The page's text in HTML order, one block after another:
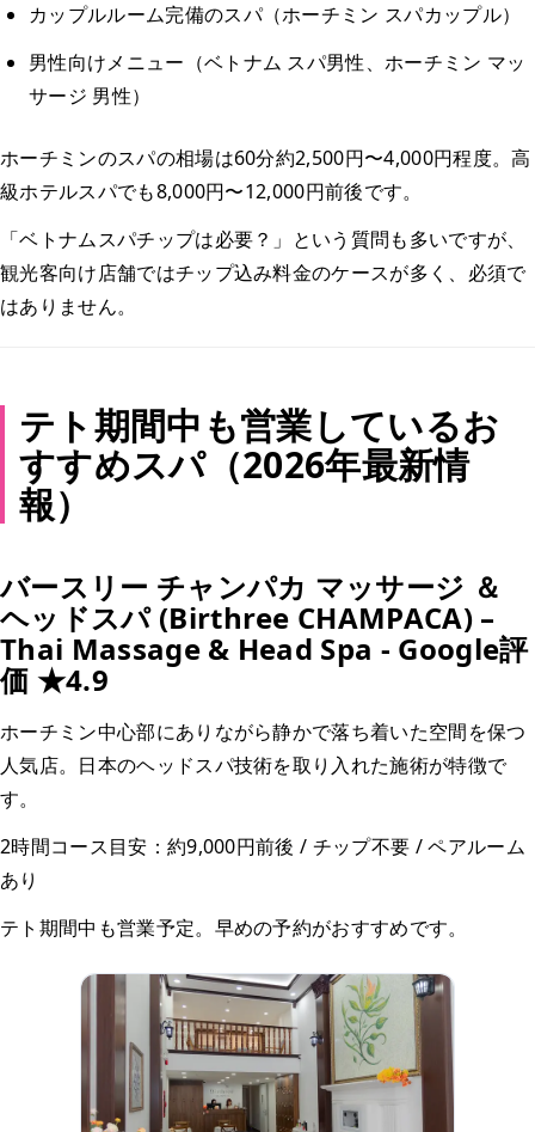
カップルルーム完備のスパ（ホーチミン スパカップル）
男性向けメニュー（ベトナム スパ男性、ホーチミン マッ
サージ 男性）
ホーチミンのスパの相場は60分約2,500円〜4,000円程度。高
級ホテルスパでも8,000円〜12,000円前後です。
「ベトナムスパチップは必要？」という質問も多いですが、
観光客向け店舗ではチップ込み料金のケースが多く、必須で
はありません。
テト期間中も営業しているお
すすめスパ（2026年最新情
報）
バースリー チャンパカ マッサージ ＆
ヘッドスパ (Birthree CHAMPACA) –
Thai Massage & Head Spa - Google評
価 ★4.9
ホーチミン中心部にありながら静かで落ち着いた空間を保つ
人気店。日本のヘッドスパ技術を取り入れた施術が特徴で
す。
2時間コース目安：約9,000円前後 / チップ不要 / ペアルーム
あり
テト期間中も営業予定。早めの予約がおすすめです。